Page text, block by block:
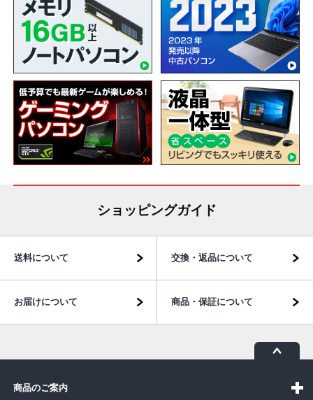
ショッピングガイド
送料について 交換・返品について
お届けについて 商品・保証について
商品のご案内